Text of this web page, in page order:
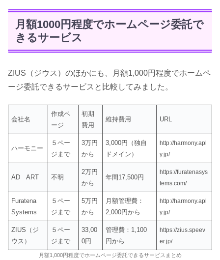
月額1000円程度でホームページ委託で
きるサービス
ZIUS（ジウス）のほかにも、月額1,000円程度でホームペ
ージ委託できるサービスと比較してみました。
会社名
作成ペ
ージ
初期
費用
維持費用 URL
ハーモニー
５ペー
ジまで
3万円
から
3,000円（独自
ドメイン）
http://harmony.apl
y.jp/
AD ART 不明
2万円
から
年間17,500円
https://furatenasys
tems.com/
Furatena
Systems
５ペー
ジまで
5万円
から
月額管理費：
2,000円から
http://harmony.apl
y.jp/
ZIUS（ジ
ウス）
５ペー
ジまで
33,00
0円
管理費：1,100
円から
https://zius.speev
er.jp/
月額1,000円程度でホームページ委託できるサービスまとめ